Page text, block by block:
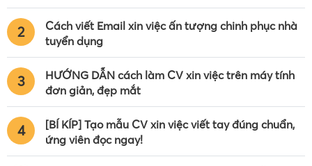
2
Cách viết Email xin việc ấn tượng chinh phục nhà
tuyển dụng
3
HƯỚNG DẪN cách làm CV xin việc trên máy tính
đơn giản, đẹp mắt
4
[BÍ KÍP] Tạo mẫu CV xin việc viết tay đúng chuẩn,
ứng viên đọc ngay!